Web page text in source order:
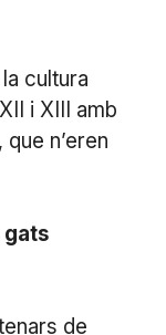
cultura
i XIII amb
n’eren
gats
de